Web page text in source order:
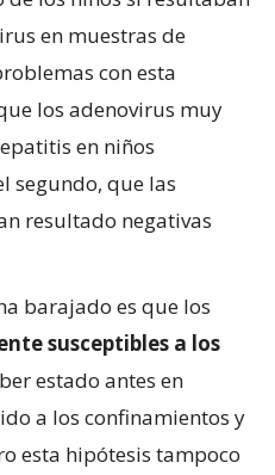
en muestras de
con esta
los adenovirus muy
en niños
segundo, que las
resultado negativas
barajado es que los
susceptibles a los
estado antes en
a los confinamientos y
esta hipótesis tampoco